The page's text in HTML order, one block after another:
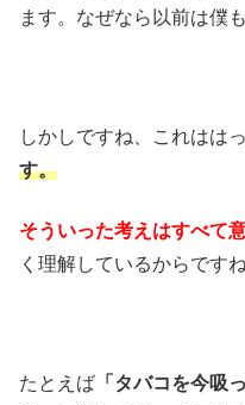
ます。なぜなら以前は僕
しかしですね、これはは
す。
そういった考えはすべて
く理解しているからですね
たとえば 「タバコを今吸